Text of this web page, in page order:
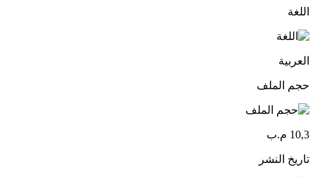
اللغة
العربية
حجم الملف
10,3 م.ب
تاريخ النشر